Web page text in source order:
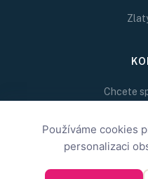
Chcete
Používáme cookies
personalizaci